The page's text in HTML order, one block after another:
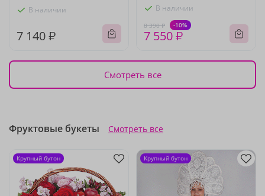
В наличии
7 140 ₽
В наличии
8 390 ₽ -10%
7 550 ₽
Смотреть все
Фруктовые букеты Смотреть все
Крупный бутон Крупный бутон